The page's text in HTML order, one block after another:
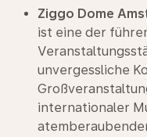
Ziggo Dome
ist eine der
unvergessliche
internationaler